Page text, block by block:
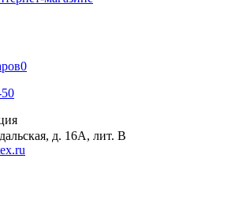
0
д. 16А, лит. В